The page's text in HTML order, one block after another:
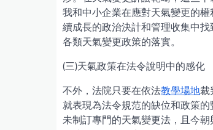
我和中小企業在應對天氣變更的
續成長的政治決計和管理收集中
各類天氣變更政策的落實。
(三)天氣政策在法令說明中的感化
不外，法院只要在依法教學場地裁
就表現為法令規范的缺位和政策
未制訂專門的天氣變更法，且今